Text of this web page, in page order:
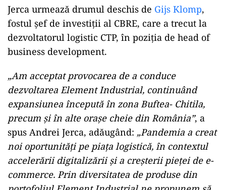
Jerca urmează drumul deschis de Gijs Klomp,
fostul șef de investiții al CBRE, care a trecut la
dezvoltatorul logistic CTP, în poziția de head of
business development.
„Am acceptat provocarea de a conduce
dezvoltarea Element Industrial, continuând
expansiunea începută în zona Buftea- Chitila,
precum și în alte orașe cheie din România”, a
spus Andrei Jerca, adăugând: „Pandemia a creat
noi oportunități pe piața logistică, în contextul
accelerării digitalizării și a creșterii pieței de e-
commerce. Prin diversitatea de produse din